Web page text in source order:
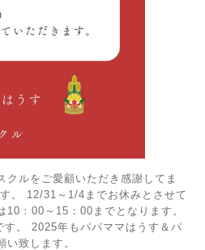
クルをご愛顧いただき感謝してま
。 12/31～1/4までお休みとさせて
：00～15：00までとなります。
。 2025年もパパママはうす＆パ
い致します。